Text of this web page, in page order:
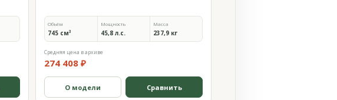
Объём
745 см³
Мощность
45,8 л.с.
Масса
237,9 кг
Средняя цена в архиве
274 408 ₽
О модели Сравнить